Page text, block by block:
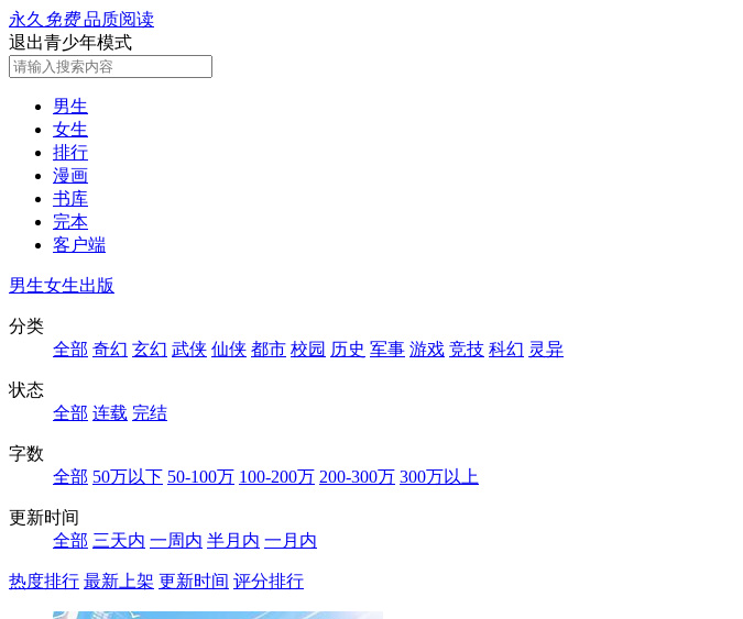
永久 免费品质阅读
退出青少年模式
男生
女生
排行
漫画
书库
完本
客户端
男生女生出版
分类
全部 奇幻 玄幻 武侠 仙侠 都市 校园 历史 军事 游戏 竞技 科幻 灵异
状态
全部 连载 完结
字数
全部 50万以下 50-100万 100-200万 200-300万 300万以上
更新时间
全部 三天内 一周内 半月内 一月内
热度排行 最新上架 更新时间 评分排行